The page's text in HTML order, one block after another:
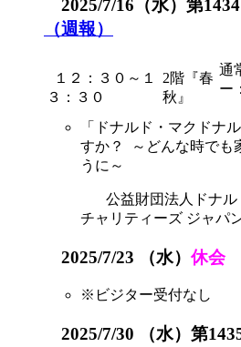
2025/7/16（水）第
（週報）
１２：３０～１
３：３０
2階『春
秋』
通
ー
「ドナルド・マクドナ
すか？ ～どんな時でも
うに～
公益財団法人ドナル
チャリティーズ ジャパ
2025/7/23 （水） 休会
※ビジター受付なし
2025/7/30 （水）第